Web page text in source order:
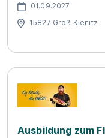
01.09.2027
15827 Groß Kienitz
Ausbildung zum